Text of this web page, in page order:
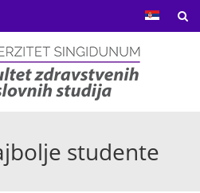
studente